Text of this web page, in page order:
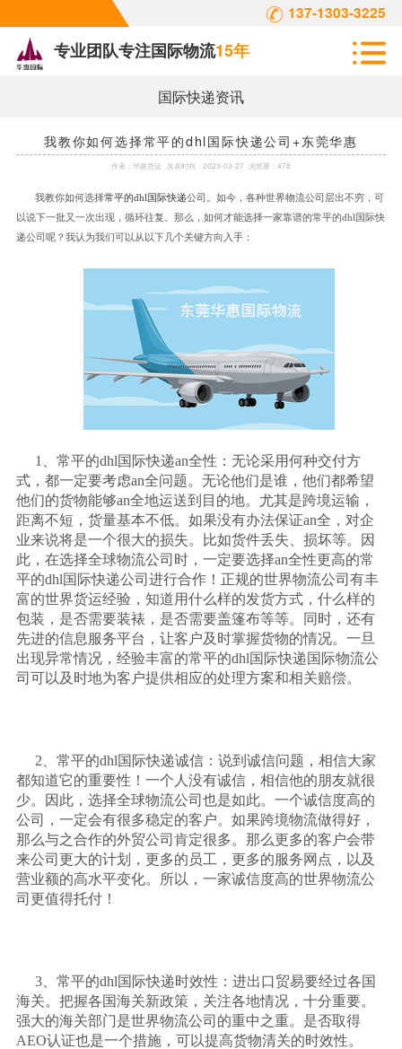
137-1303-3225
专业团队专注国际物流15年
国际快递资讯
我教你如何选择常平的dhl国际快递公司+东莞华惠
作者： 华惠货运 发表时间： 2023-03-27 浏览量：478
我教你如何选择常平的dhl国际快递公司。如今，各种世界物流公司层出不穷，可
以说下一批又一次出现，循环往复。那么，如何才能选择一家靠谱的常平的dhl国际快
递公司呢？我认为我们可以从以下几个关键方向入手：
1、常平的dhl国际快递an全性：无论采用何种交付方
式，都一定要考虑an全问题。无论他们是谁，他们都希望
他们的货物能够an全地运送到目的地。尤其是跨境运输，
距离不短，货量基本不低。如果没有办法保证an全，对企
业来说将是一个很大的损失。比如货件丢失、损坏等。因
此，在选择全球物流公司时，一定要选择an全性更高的常
平的dhl国际快递公司进行合作！正规的世界物流公司有丰
富的世界货运经验，知道用什么样的发货方式，什么样的
包装，是否需要装裱，是否需要盖篷布等等。同时，还有
先进的信息服务平台，让客户及时掌握货物的情况。一旦
出现异常情况，经验丰富的常平的dhl国际快递国际物流公
司可以及时地为客户提供相应的处理方案和相关赔偿。
2、常平的dhl国际快递诚信：说到诚信问题，相信大家
都知道它的重要性！一个人没有诚信，相信他的朋友就很
少。因此，选择全球物流公司也是如此。一个诚信度高的
公司，一定会有很多稳定的客户。如果跨境物流做得好，
那么与之合作的外贸公司肯定很多。那么更多的客户会带
来公司更大的计划，更多的员工，更多的服务网点，以及
营业额的高水平变化。所以，一家诚信度高的世界物流公
司更值得托付！
3、常平的dhl国际快递时效性：进出口贸易要经过各国
海关。把握各国海关新政策，关注各地情况，十分重要。
强大的海关部门是世界物流公司的重中之重。是否取得
AEO认证也是一个措施，可以提高货物清关的时效性。